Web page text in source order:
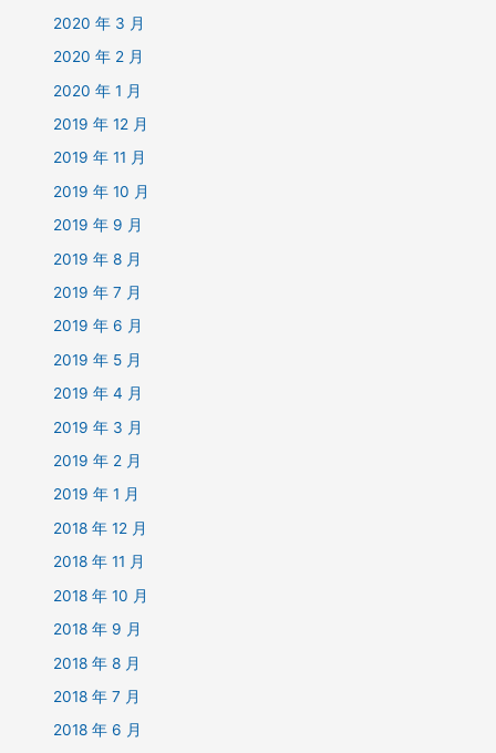
2020 年 3 月
2020 年 2 月
2020 年 1 月
2019 年 12 月
2019 年 11 月
2019 年 10 月
2019 年 9 月
2019 年 8 月
2019 年 7 月
2019 年 6 月
2019 年 5 月
2019 年 4 月
2019 年 3 月
2019 年 2 月
2019 年 1 月
2018 年 12 月
2018 年 11 月
2018 年 10 月
2018 年 9 月
2018 年 8 月
2018 年 7 月
2018 年 6 月